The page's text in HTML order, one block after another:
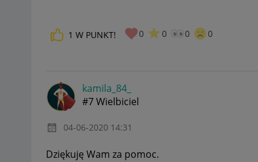
1 W PUNKT! 0 0 0 0
kamila_84_
#7 Wielbiciel
‎04-06-2020 14:31
Dziękuję Wam za pomoc.